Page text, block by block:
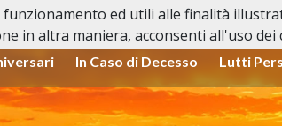
In Caso di Decesso Lutti
ed utili alle finalità
in altra maniera, acconsenti all'uso dei